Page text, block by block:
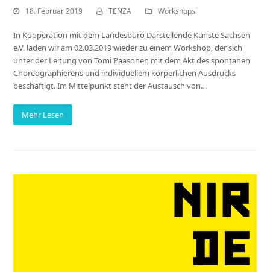
18. Februar 2019 TENZA Workshops
In Kooperation mit dem Landesbüro Darstellende Künste Sachsen
e.V. laden wir am 02.03.2019 wieder zu einem Workshop, der sich
unter der Leitung von Tomi Paasonen mit dem Akt des spontanen
Choreographierens und individuellem körperlichen Ausdrucks
beschäftigt. Im Mittelpunkt steht der Austausch von…
Mehr Lesen